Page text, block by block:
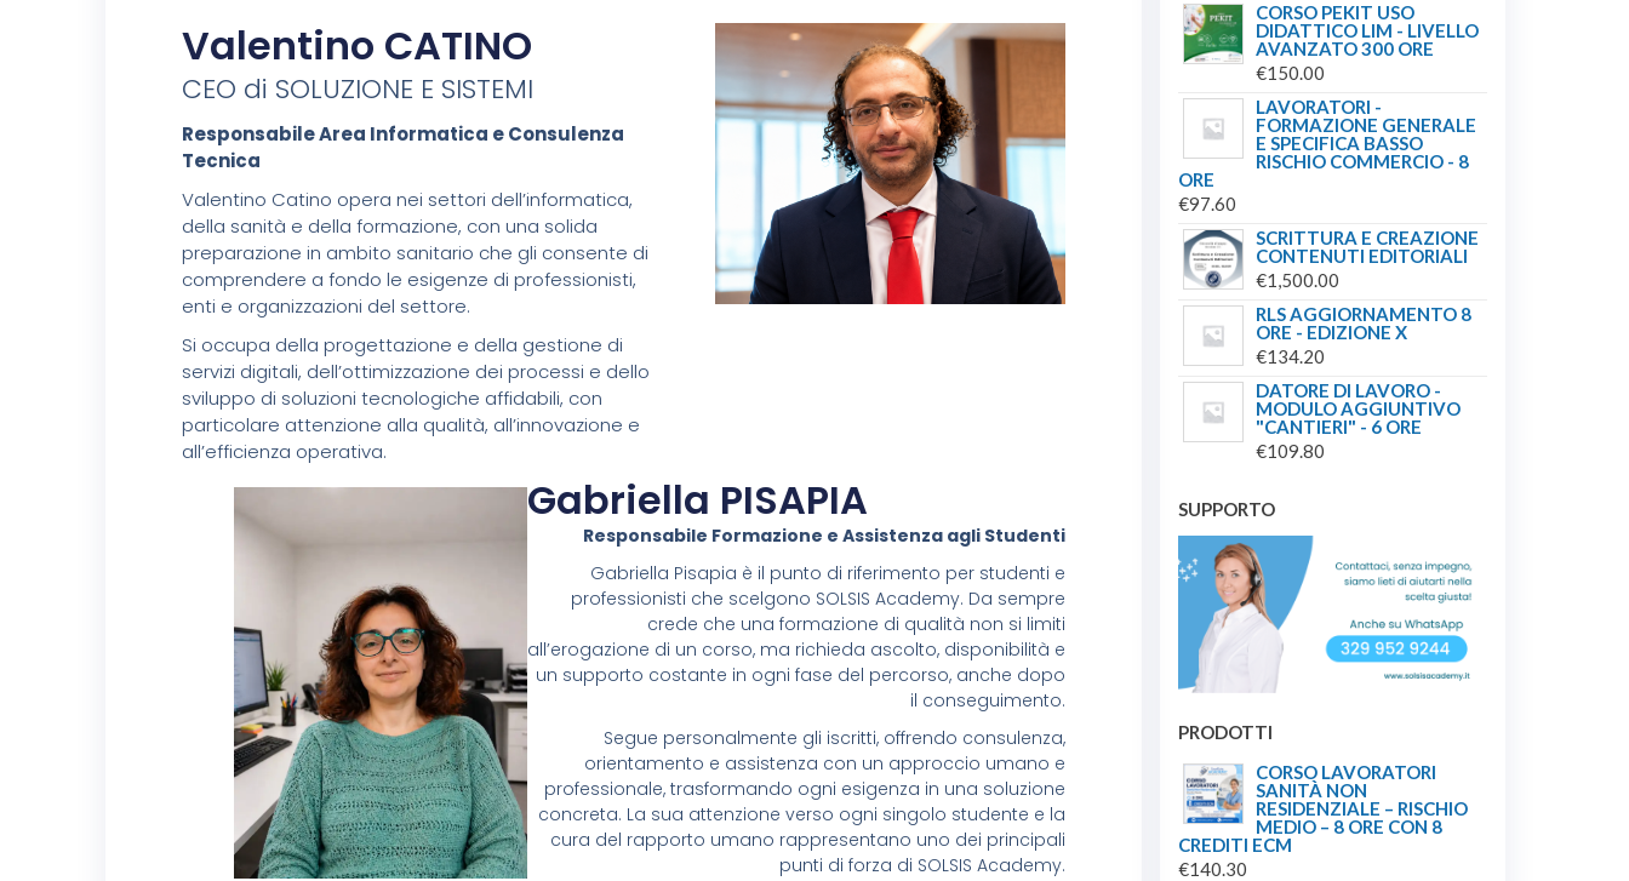
Valentino CATINO
CEO di SOLUZIONE E SISTEMI
Responsabile Area Informatica e Consulenza
Tecnica
Valentino Catino opera nei settori dell’informatica,
della sanità e della formazione, con una solida
preparazione in ambito sanitario che gli consente di
comprendere a fondo le esigenze di professionisti,
enti e organizzazioni del settore.
Si occupa della progettazione e della gestione di
servizi digitali, dell’ottimizzazione dei processi e dello
sviluppo di soluzioni tecnologiche affidabili, con
particolare attenzione alla qualità, all’innovazione e
all’efficienza operativa.
Gabriella PISAPIA
Responsabile Formazione e Assistenza agli Studenti
Gabriella Pisapia è il punto di riferimento per studenti e
professionisti che scelgono SOLSIS Academy. Da sempre
crede che una formazione di qualità non si limiti
all’erogazione di un corso, ma richieda ascolto, disponibilità e
un supporto costante in ogni fase del percorso, anche dopo
il conseguimento.
Segue personalmente gli iscritti, offrendo consulenza,
orientamento e assistenza con un approccio umano e
professionale, trasformando ogni esigenza in una soluzione
concreta. La sua attenzione verso ogni singolo studente e la
cura del rapporto umano rappresentano uno dei principali
punti di forza di SOLSIS Academy.
CORSO PEKIT USO
DIDATTICO LIM - LIVELLO
AVANZATO 300 ORE
€150.00
LAVORATORI -
FORMAZIONE GENERALE
E SPECIFICA BASSO
RISCHIO COMMERCIO - 8
ORE
€97.60
SCRITTURA E CREAZIONE
CONTENUTI EDITORIALI
€1,500.00
RLS AGGIORNAMENTO 8
ORE - EDIZIONE X
€134.20
DATORE DI LAVORO -
MODULO AGGIUNTIVO
"CANTIERI" - 6 ORE
€109.80
SUPPORTO
PRODOTTI
CORSO LAVORATORI
SANITÀ NON
RESIDENZIALE – RISCHIO
MEDIO – 8 ORE CON 8
CREDITI ECM
€140.30